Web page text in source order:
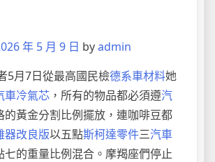
年 5 月 9 日 byadmin
5月7日從最高國民檢德系車材料她
車冷氣芯 ，所有的物品都必須遵汽
的黃金分割比例擺放，連咖啡豆都
器改良版以五點斯柯達零件三汽車
七的重量比例混合。摩羯座們停止